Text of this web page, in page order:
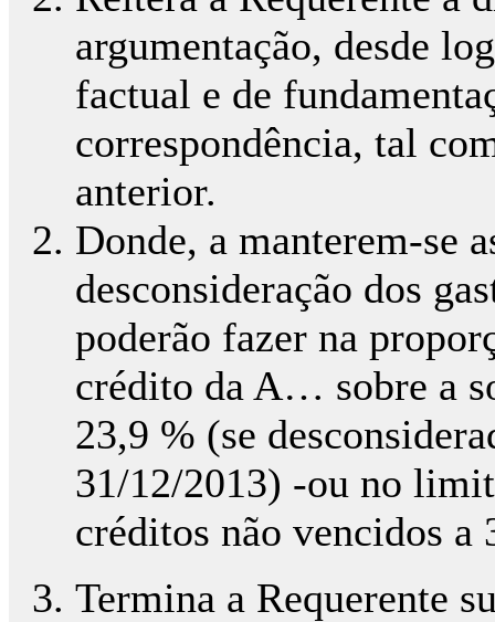
argumentação, desde
factual e de
correspondência, tal
anterior.
Donde, a manterem-se
desconsideração dos
poderão fazer na
crédito da A… sobre a
23,9 % (se
31/12/2013) -ou no
créditos não vencidos a
Termina a Requerente